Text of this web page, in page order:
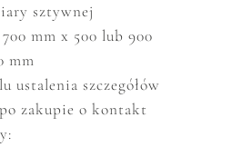
sztywnej
mm x 500 lub 900
mm
ustalenia szczegółów
zakupie o kontakt